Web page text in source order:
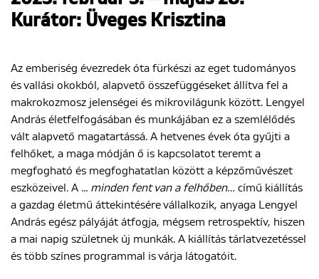
Kurátor: Üveges Krisztina
Az emberiség évezredek óta fürkészi az eget tudományos
és vallási okokból, alapvető összefüggéseket állítva fel a
makrokozmosz jelenségei és mikrovilágunk között. Lengyel
András életfelfogásában és munkájában ez a szemlélődés
vált alapvető magatartássá. A hetvenes évek óta gyűjti a
felhőket, a maga módján ő is kapcsolatot teremt a
megfogható és megfoghatatlan között a képzőművészet
eszközeivel. A ... minden fent van a felhőben… című kiállítás
a gazdag életmű áttekintésére vállalkozik, anyaga Lengyel
András egész pályáját átfogja, mégsem retrospektív, hiszen
a mai napig születnek új munkák. A kiállítás tárlatvezetéssel
és több színes programmal is várja látogatóit.